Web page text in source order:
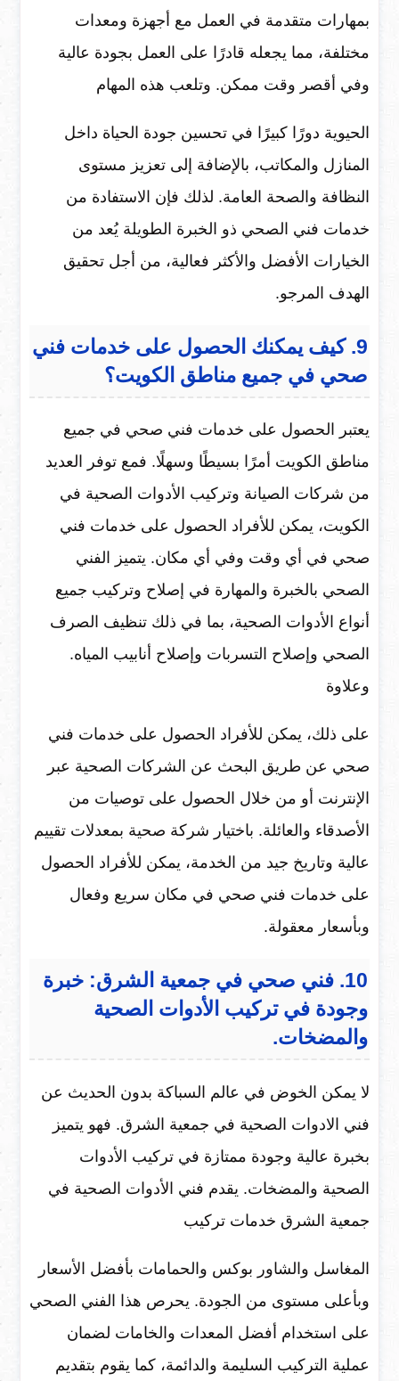
بمهارات متقدمة في العمل مع أجهزة ومعدات
مختلفة، مما يجعله قادرًا على العمل بجودة عالية
وفي أقصر وقت ممكن. وتلعب هذه المهام
الحيوية دورًا كبيرًا في تحسين جودة الحياة داخل
المنازل والمكاتب، بالإضافة إلى تعزيز مستوى
النظافة والصحة العامة. لذلك فإن الاستفادة من
خدمات فني الصحي ذو الخبرة الطويلة يُعد من
الخيارات الأفضل والأكثر فعالية، من أجل تحقيق
الهدف المرجو.
9. كيف يمكنك الحصول على خدمات فني
صحي في جميع مناطق الكويت؟
يعتبر الحصول على خدمات فني صحي في جميع
مناطق الكويت أمرًا بسيطًا وسهلًا. فمع توفر العديد
من شركات الصيانة وتركيب الأدوات الصحية في
الكويت، يمكن للأفراد الحصول على خدمات فني
صحي في أي وقت وفي أي مكان. يتميز الفني
الصحي بالخبرة والمهارة في إصلاح وتركيب جميع
أنواع الأدوات الصحية، بما في ذلك تنظيف الصرف
الصحي وإصلاح التسربات وإصلاح أنابيب المياه.
وعلاوة
على ذلك، يمكن للأفراد الحصول على خدمات فني
صحي عن طريق البحث عن الشركات الصحية عبر
الإنترنت أو من خلال الحصول على توصيات من
الأصدقاء والعائلة. باختيار شركة صحية بمعدلات تقييم
عالية وتاريخ جيد من الخدمة، يمكن للأفراد الحصول
على خدمات فني صحي في مكان سريع وفعال
وبأسعار معقولة.
10. فني صحي في جمعية الشرق: خبرة
وجودة في تركيب الأدوات الصحية
والمضخات.
لا يمكن الخوض في عالم السباكة بدون الحديث عن
فني الادوات الصحية في جمعية الشرق. فهو يتميز
بخبرة عالية وجودة ممتازة في تركيب الأدوات
الصحية والمضخات. يقدم فني الأدوات الصحية في
جمعية الشرق خدمات تركيب
المغاسل والشاور بوكس والحمامات بأفضل الأسعار
وبأعلى مستوى من الجودة. يحرص هذا الفني الصحي
على استخدام أفضل المعدات والخامات لضمان
عملية التركيب السليمة والدائمة، كما يقوم بتقديم